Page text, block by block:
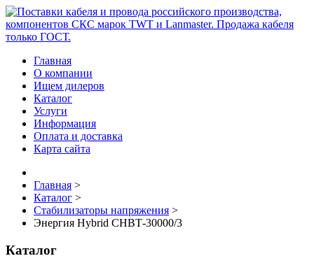
Главная
О компании
Ищем дилеров
Каталог
Услуги
Информация
Оплата и доставка
Карта сайта
Главная >
Каталог >
Стабилизаторы напряжения >
Энергия Нybrid CНВТ-30000/3
Каталог